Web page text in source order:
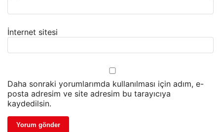
İnternet sitesi
Daha sonraki yorumlarımda kullanılması için adım, e-
posta adresim ve site adresim bu tarayıcıya
kaydedilsin.